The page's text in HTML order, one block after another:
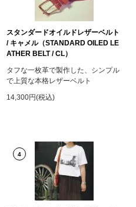
スタンダードオイルドレザーベルト
/ キャメル（STANDARD OILED LE
ATHER BELT / CL）
タフな一枚革で製作した、シンプル
で上質な本格レザーベルト
14,300円(税込)
4